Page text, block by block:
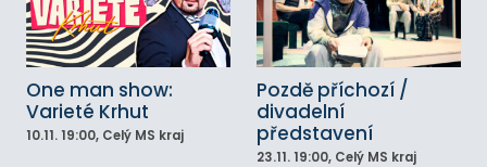
One man show:
Varieté Krhut
10.11. 19:00, Celý MS kraj
Pozdě příchozí /
divadelní
představení
23.11. 19:00, Celý MS kraj